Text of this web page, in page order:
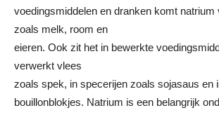
voedingsmiddelen en dranken komt natrium
zoals melk, room en
eieren. Ook zit het in bewerkte
verwerkt vlees
zoals spek, in specerijen zoals sojasaus en
bouillonblokjes. Natrium is een belangrijk